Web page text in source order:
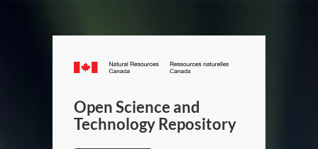
Canada.ca
/
Canada
Open Science and
Technology Repository